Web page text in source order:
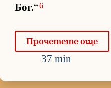
Бог.“6
Про­че­тете още
37 min